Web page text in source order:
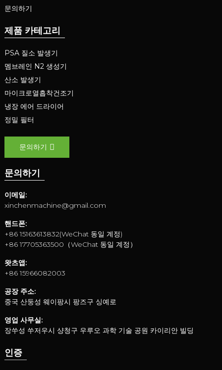
문의하기
제품 카테고리
PSA 질소 발생기
멤브레인 N2 생성기
산소 발생기
마이크로열흡착건조기
냉장 에어 드라이어
정밀 필터
문의하기
문의하기
이메일:
xinchenmachine@gmail.com
핸드폰:
+86 15163613832(WeChat 동일 계정)
+86 17705363500（WeChat 동일 계정）
왓츠앱:
+86 15966082003
공장 주소:
중국 산둥성 웨이팡시 팡즈구 싱예로
영업 사무실:
장쑤성 쑤저우시 샹청구 우루오 과학 기술 공원 카이리안 빌딩
인증